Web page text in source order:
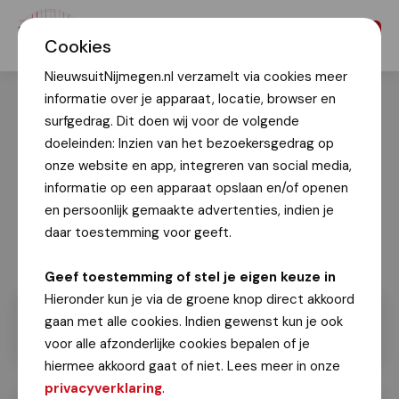
Cookies
NieuwsuitNijmegen.nl verzamelt via cookies meer
informatie over je apparaat, locatie, browser en
surfgedrag. Dit doen wij voor de volgende
doeleinden: Inzien van het bezoekersgedrag op
onze website en app, integreren van social media,
informatie op een apparaat opslaan en/of openen
en persoonlijk gemaakte advertenties, indien je
daar toestemming voor geeft.
Geef toestemming of stel je eigen keuze in
Hieronder kun je via de groene knop direct akkoord
gaan met alle cookies. Indien gewenst kun je ook
voor alle afzonderlijke cookies bepalen of je
hiermee akkoord gaat of niet. Lees meer in onze
privacyverklaring.